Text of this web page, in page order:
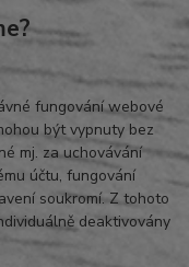
fungování webové
být vypnuty bez
mj. za uchovávání
účtu, fungování
soukromí. Z tohoto
deaktivovány